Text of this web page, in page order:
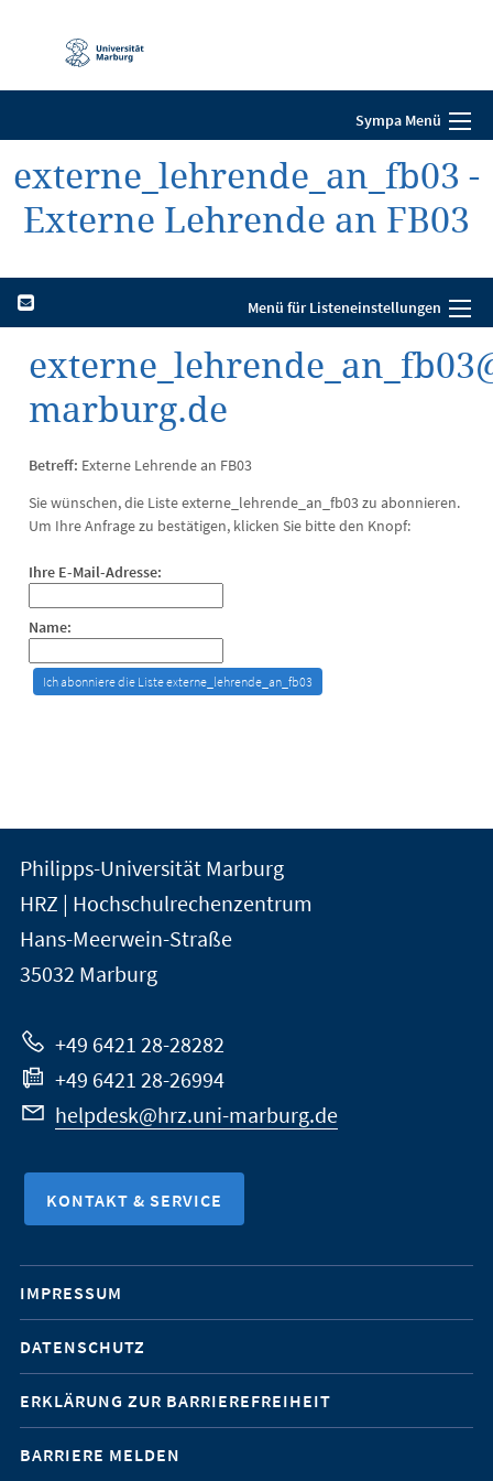
Navigation
Sympa Menü
externe_lehrende_an_fb03 -
Externe Lehrende an FB03
Menü für Listeneinstellungen
marburg.de
Betreff: Externe Lehrende an FB03
Sie wünschen, die Liste externe_lehrende_an_fb03 zu abonnieren.
Um Ihre Anfrage zu bestätigen, klicken Sie bitte den Knopf:
Ihre E-Mail-Adresse:
Name:
Kontakt
und
Informationen
zur
Website
der
Universität
Marburg
Philipps-Universität Marburg
HRZ | Hochschulrechenzentrum
Hans-Meerwein-Straße
35032 Marburg
+49 6421 28-28282
+49 6421 28-26994
helpdesk@hrz.uni-marburg.de
KONTAKT & SERVICE
Mobile-
Service-
Navigation
IMPRESSUM
DATENSCHUTZ
ERKLÄRUNG ZUR BARRIEREFREIHEIT
BARRIERE MELDEN